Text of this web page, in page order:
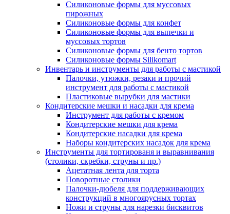
Силиконовые формы для муссовых
пирожных
Силиконовые формы для конфет
Силиконовые формы для выпечки и
муссовых тортов
Силиконовые формы для бенто тортов
Силиконовые формы Silikomart
Инвентарь и инструменты для работы с мастикой
Палочки, утюжки, резаки и прочий
инструмент для работы с мастикой
Пластиковые вырубки для мастики
Кондитерские мешки и насадки для крема
Инструмент для работы с кремом
Кондитерские мешки для крема
Кондитерские насадки для крема
Наборы кондитерских насадок для крема
Инструменты для тортированя и выравнивания
(столики, скребки, струны и пр.)
Ацетатная лента для торта
Поворотные столики
Палочки-дюбеля для поддерживающих
конструкций в многоярусных тортах
Ножи и струны для нарезки бисквитов